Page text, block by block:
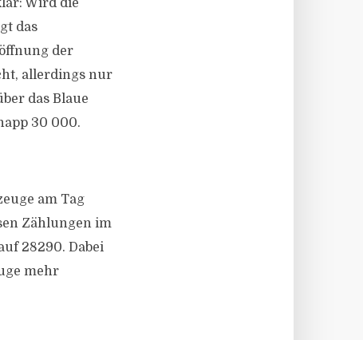
Wird die
das
der
allerdings nur
das Blaue
30 000.
am Tag
Zählungen im
28290. Dabei
mehr